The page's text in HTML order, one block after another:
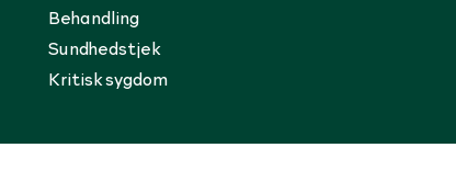
Behandling
Sundhedstjek
Kritisk sygdom